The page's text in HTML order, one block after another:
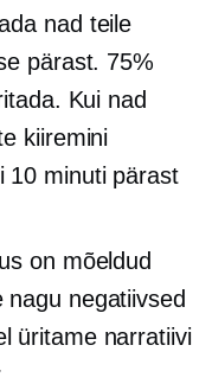
nad teile
pärast. 75%
Kui nad
kiiremini
10 minuti pärast
on mõeldud
negatiivsed
üritame narratiivi